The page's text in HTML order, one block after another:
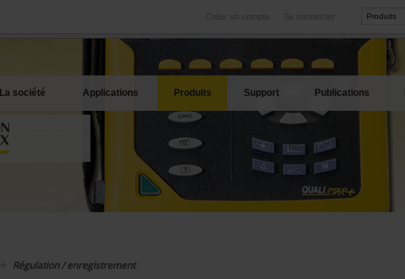
Se connecter
Créer un compte
International
Nos filiales à l'étranger
Nos meilleures offres
La société Applications Produits Support Publications
Régulation / enregistrement